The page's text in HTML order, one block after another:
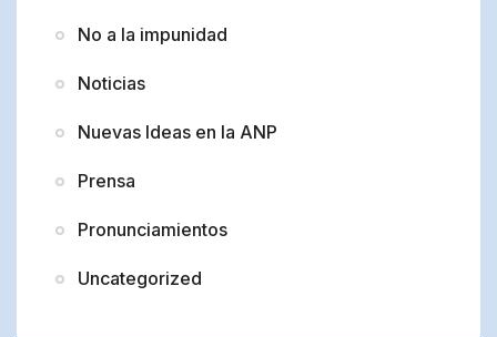
No a la impunidad
Noticias
Nuevas Ideas en la ANP
Prensa
Pronunciamientos
Uncategorized